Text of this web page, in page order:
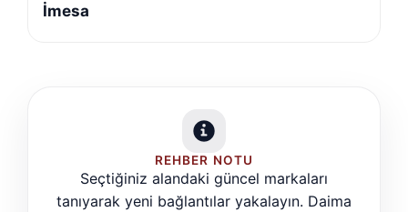
İmesa
REHBER NOTU
Seçtiğiniz alandaki güncel markaları
tanıyarak yeni bağlantılar yakalayın. Daima